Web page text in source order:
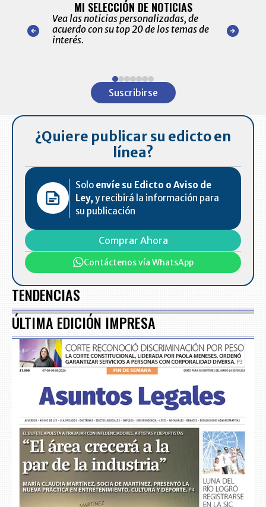
nuestro
para
MI SELECCIÓN DE NOTICIAS
Vea las noticias personalizadas, de
acuerdo con su top 20 de los temas de
interés.
de las
Suscribirse
¿Quiere publicar su edicto en
línea?
Solo envíe su Edicto o Aviso de
Ley, y recibirá la información para
su publicación
Comprar Ahora
Contáctenos vía WhatsApp
TENDENCIAS
ÚLTIMA EDICIÓN IMPRESA